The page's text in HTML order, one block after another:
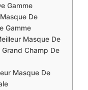
Gamme
De
Gamme
Masque De
Champ De
Masque De